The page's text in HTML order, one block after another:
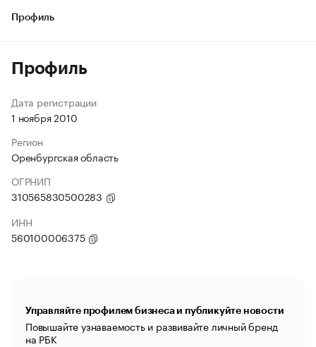
Профиль
Профиль
Дата регистрации
1 ноября 2010
Регион
Оренбургская область
ОГРНИП
310565830500283
ИНН
560100006375
Управляйте профилем бизнеса и публикуйте новости
Повышайте узнаваемость и развивайте личный бренд
на РБК